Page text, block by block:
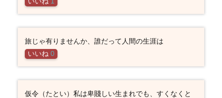
旅じゃ有りませんか、誰だって人間の生涯は
いいね 0
仮令（たとい）私は卑賤しい生まれでも、すくなくと